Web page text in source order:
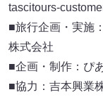
tascitours-
■旅行企画・実施
株式会社
■企画・制作：ぴ
■協力：吉本興業